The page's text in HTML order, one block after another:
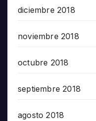
diciembre 2018
noviembre 2018
octubre 2018
septiembre 2018
agosto 2018